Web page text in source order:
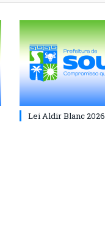
Lei Aldir Blanc 2026